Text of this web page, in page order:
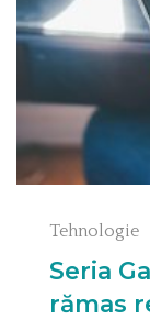
Tehnologie
Seria
rămas